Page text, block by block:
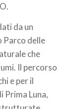
da un
Parco delle
che
Il percorso
e per il
Prima Luna,